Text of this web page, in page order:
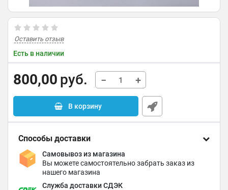
Оставить отзыв
Есть в наличии
800,00 руб. − +
В корзину
Способы доставки
Самовывоз из магазина
Вы можете самостоятельно забрать заказ из
нашего магазина
Служба доставки СДЭК